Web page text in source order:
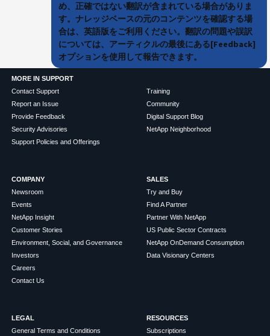
め、正確ではない翻訳が含まれている場合がありま
す。ナレッジベースの元のコンテンツを確認する場
合は、英語版をご利用ください。翻訳の問題や誤訳
については、アーティクルの最後にある[Feedback]
オプションを使用して報告できます。
MORE IN SUPPORT
Contact Support
Report an Issue
Provide Feedback
Security Advisories
Support Policies and Offerings
Training
Community
Digital Support Blog
NetApp Neighborhood
COMPANY
Newsroom
Events
NetApp Insight
Customer Stories
Environment, Social, and Governance
Investors
Careers
Contact Us
SALES
Try and Buy
Find A Partner
Partner With NetApp
US Public Sector Contracts
NetApp OnDemand Consumption
Data Visionary Centers
LEGAL
General Terms and Conditions
RESOURCES
Subscriptions